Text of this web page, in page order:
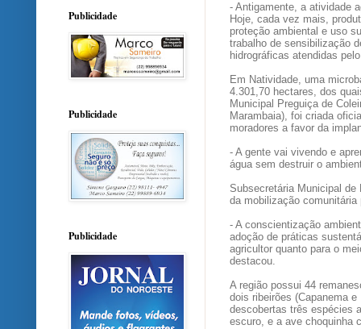
- Antigamente, a atividade
Hoje, cada vez mais,
proteção ambiental e uso
trabalho de sensibilização
hidrográficas atendidas
Em Natividade, uma
4.301,70 hectares, dos
Municipal Preguiça de
Marambaia), foi criada
moradores a favor da
- A gente vai vivendo e
água sem destruir o
Subsecretária Municipal
da mobilização
- A conscientização
adoção de práticas
agricultor quanto para o
destacou.
A região possui 44
dois ribeirões (Capanema
descobertas três espécies
escuro, e a ave choquinha
Publicidade
Publicidade
Publicidade